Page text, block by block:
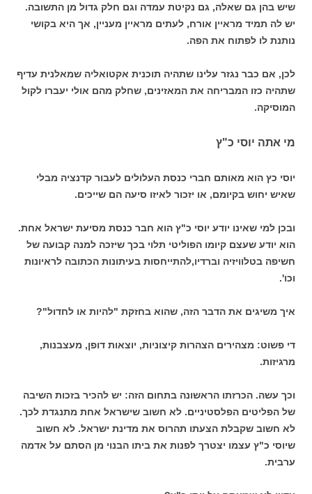
שיש בהן גם שאלה, גם נקיטת עמדה וגם חלק גדול מן התשובה.
יש לה תמיד מראיין אורח, לעתים מראיין מעניין, אך היא בקושי
נותנת לו לפתוח את הפה.
לכן, אם כבר נגזר עלינו שתהיה תוכנית אקטואליה שמאלנית עדיף
שתהיה כזו המבריחה את המאזינים, שחלק מהם אולי יעברו לקול
המוסיקה.
מי אתה יוסי כ"ץ
יוסי כץ הוא מאותם חברי כנסת העלולים לעבור קדנציה מבלי
שאיש יחוש בקיומם, או יזכור לאיזו סיעה הם שייכים.
ובכן למי שאינו יודע יוסי כ"ץ הוא חבר כנסת מסיעת ישראל אחת.
הוא יודע שעצם קיומו הפוליטי תלוי בכך שיזכה למנה קבועה של
חשיפה בטלוויזיה וברדיו,להתייחסות בעיתונות הכתובה לראיונות
וכו'.
איך משיגים את הדבר הזה, שהוא בחזקת "להיות או לחדול"?
די פשוט: מצהירים הצהרות קיצוניות, יוצאות דופן, מעצבנות,
מרגיזות.
וכך עשה. הכרזתו הראשונה בתחום הזה: יש להכיר בזכות השיבה
של הפליטים הפלסטיניים. לא חשוב שישראל אחת מתנגדת לכך.
לא חשוב שקבלת הצעתו תהרוס את מדינת ישראל. לא חשוב
שיוסי כ"ץ עצמו יצטרך לפנות את ביתו הבנוי מן הסתם על אדמה
ערבית.